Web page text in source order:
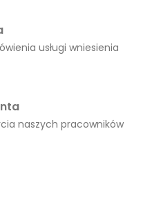
usługi wniesienia
naszych pracowników